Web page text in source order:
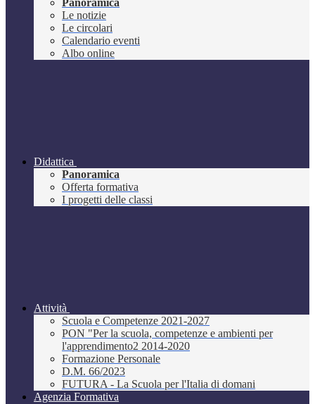
Panoramica
Le notizie
Le circolari
Calendario eventi
Albo online
Didattica
Panoramica
Offerta formativa
I progetti delle classi
Attività
Scuola e Competenze 2021-2027
PON "Per la scuola, competenze e ambienti per
l'apprendimento2 2014-2020
Formazione Personale
D.M. 66/2023
FUTURA - La Scuola per l'Italia di domani
Agenzia Formativa